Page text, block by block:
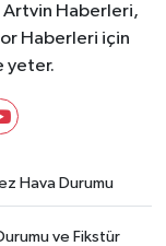
Artvin Haberleri,
Haberleri için
yeter.
Hava Durumu
ve Fikstür